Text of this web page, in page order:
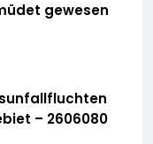
gewesen
– 2606080